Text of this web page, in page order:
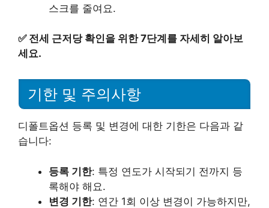
스크를 줄여요.
✅ 전세 근저당 확인을 위한 7단계를 자세히 알아보
세요.
기한 및 주의사항
디폴트옵션 등록 및 변경에 대한 기한은 다음과 같
습니다:
등록 기한: 특정 연도가 시작되기 전까지 등
록해야 해요.
변경 기한: 연간 1회 이상 변경이 가능하지만,